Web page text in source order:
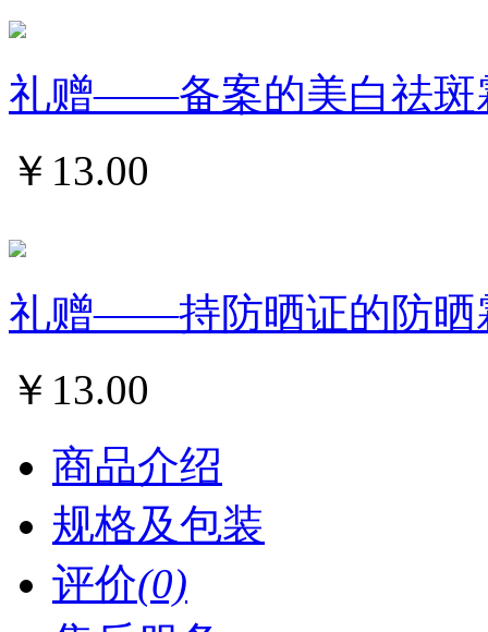
礼赠——备案的美白祛斑
￥ 13.00
礼赠——持防晒证的防晒
￥ 13.00
商品介绍
规格及包装
评价(0)